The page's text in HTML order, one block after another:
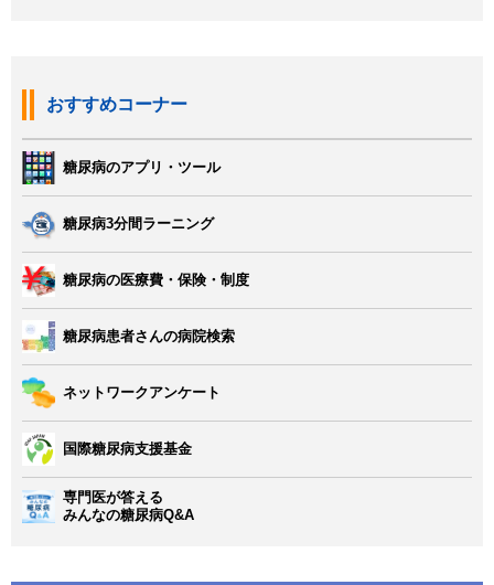
おすすめコーナー
糖尿病のアプリ・ツール
糖尿病3分間ラーニング
糖尿病の医療費・保険・制度
糖尿病患者さんの病院検索
ネットワークアンケート
国際糖尿病支援基金
専門医が答える
みんなの糖尿病Q&A